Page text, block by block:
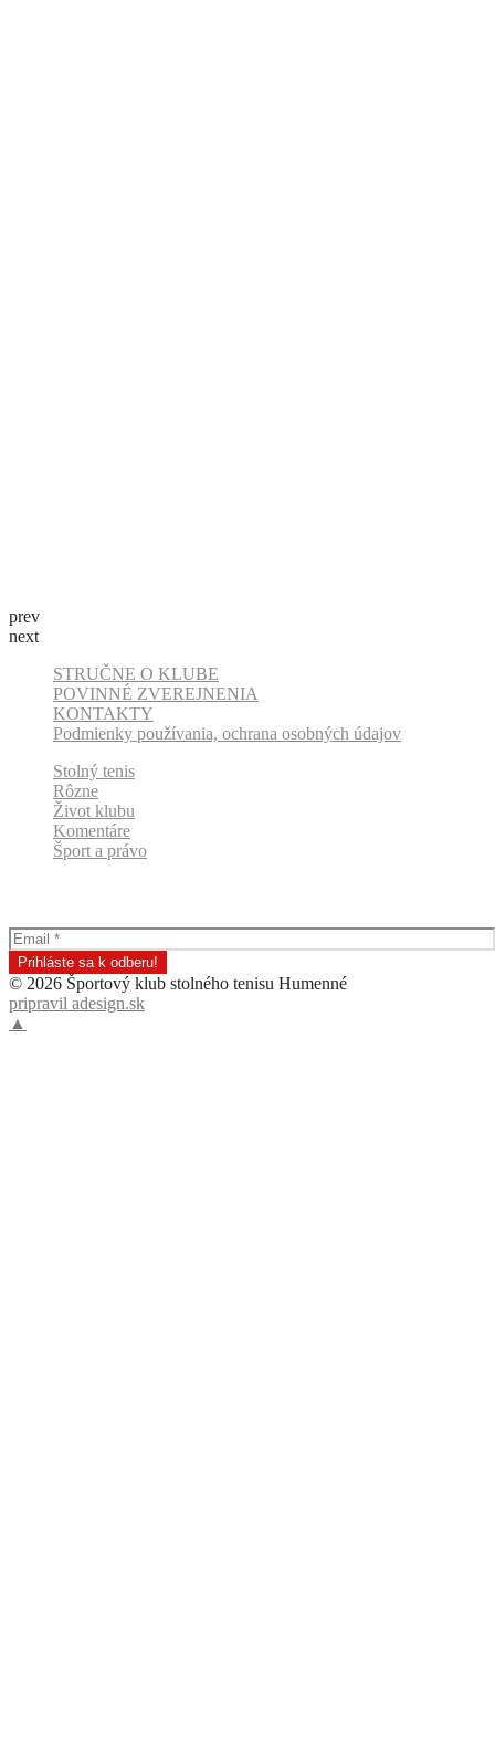
prev
next
STRUČNE O KLUBE
POVINNÉ ZVEREJNENIA
KONTAKTY
Podmienky používania, ochrana osobných údajov
Stolný tenis
Rôzne
Život klubu
Komentáre
Šport a právo
© 2026 Športový klub stolného tenisu Humenné
pripravil adesign.sk
▲